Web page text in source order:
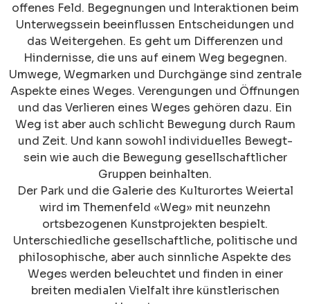
offenes Feld. Begegnungen und Interaktionen beim
Unterwegssein beeinflussen Entscheidungen und
das Weitergehen. Es geht um Differenzen und
Hindernisse, die uns auf einem Weg begegnen.
Umwege, Wegmarken und Durchgänge sind zentrale
Aspekte eines Weges. Verengungen und Öffnungen
und das Verlieren eines Weges gehören dazu. Ein
Weg ist aber auch schlicht Bewegung durch Raum
und Zeit. Und kann sowohl individuelles Bewegt-
sein wie auch die Bewegung gesellschaftlicher
Gruppen beinhalten.
Der Park und die Galerie des Kulturortes Weiertal
wird im Themenfeld «Weg» mit neunzehn
ortsbezogenen Kunstprojekten bespielt.
Unterschiedliche gesellschaftliche, politische und
philosophische, aber auch sinnliche Aspekte des
Weges werden beleuchtet und finden in einer
breiten medialen Vielfalt ihre künstlerischen